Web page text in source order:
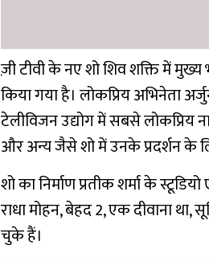
ज़ी टीवी के नए शो शिव शक्ति में
किया गया है। लोकप्रिय अभिनेता
टेलीविजन उद्योग में सबसे लोकप्रिय
और अन्य जैसे शो में उनके प्रदर्शन के
शो का निर्माण प्रतीक शर्मा के
राधा मोहन, बेहद 2, एक दीवाना
चुके हैं।